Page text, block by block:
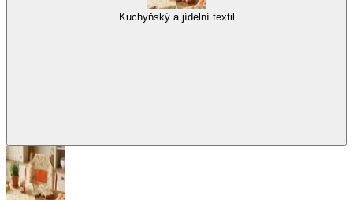
Kuchyňský a jídelní textil